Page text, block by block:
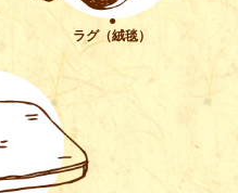
●
ラグ（絨毯）